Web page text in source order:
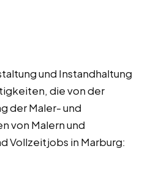
und Instandhaltung
die von der
der Maler- und
von Malern und
Vollzeitjobs in Marburg: